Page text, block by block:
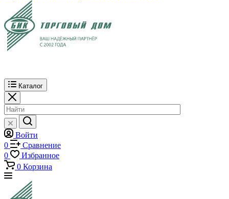
Каталог
Войти
0
Сравнение
0
Избранное
0 Корзина